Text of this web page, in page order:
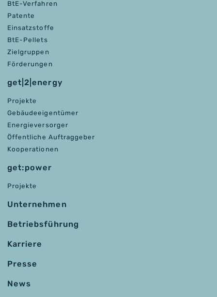
BtE-Verfahren
Patente
Einsatzstoffe
BtE-Pellets
Zielgruppen
Förderungen
get|2|energy
Projekte
Gebäudeeigentümer
Energieversorger
Öffentliche Auftraggeber
Kooperationen
get:power
Projekte
Unternehmen
Betriebsführung
Karriere
Presse
News